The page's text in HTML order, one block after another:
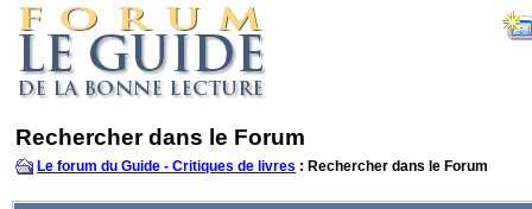
Rechercher dans le Forum
Le forum du Guide - Critiques de livres : Rechercher dans le Forum